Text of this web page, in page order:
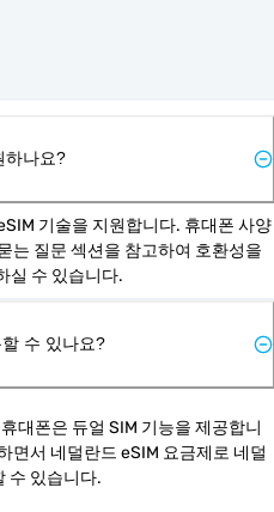
하나요?
기술을 지원합니다. 휴대폰 사양
는 질문 섹션을 참고하여 호환성을
실 수 있습니다.
수 있나요?
대폰은 듀얼 SIM 기능을 제공합니
면서 네덜란드 eSIM 요금제로 네덜
수 있습니다.